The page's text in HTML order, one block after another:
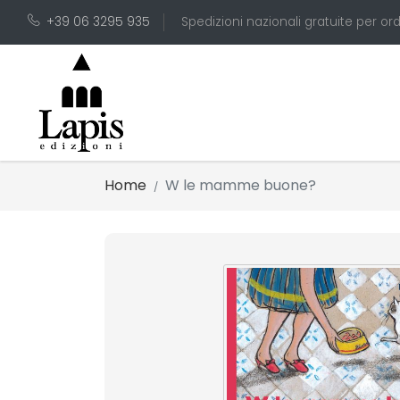
+39 06 3295 935 Spedizioni nazionali gratuite per
Home W le mamme buone?